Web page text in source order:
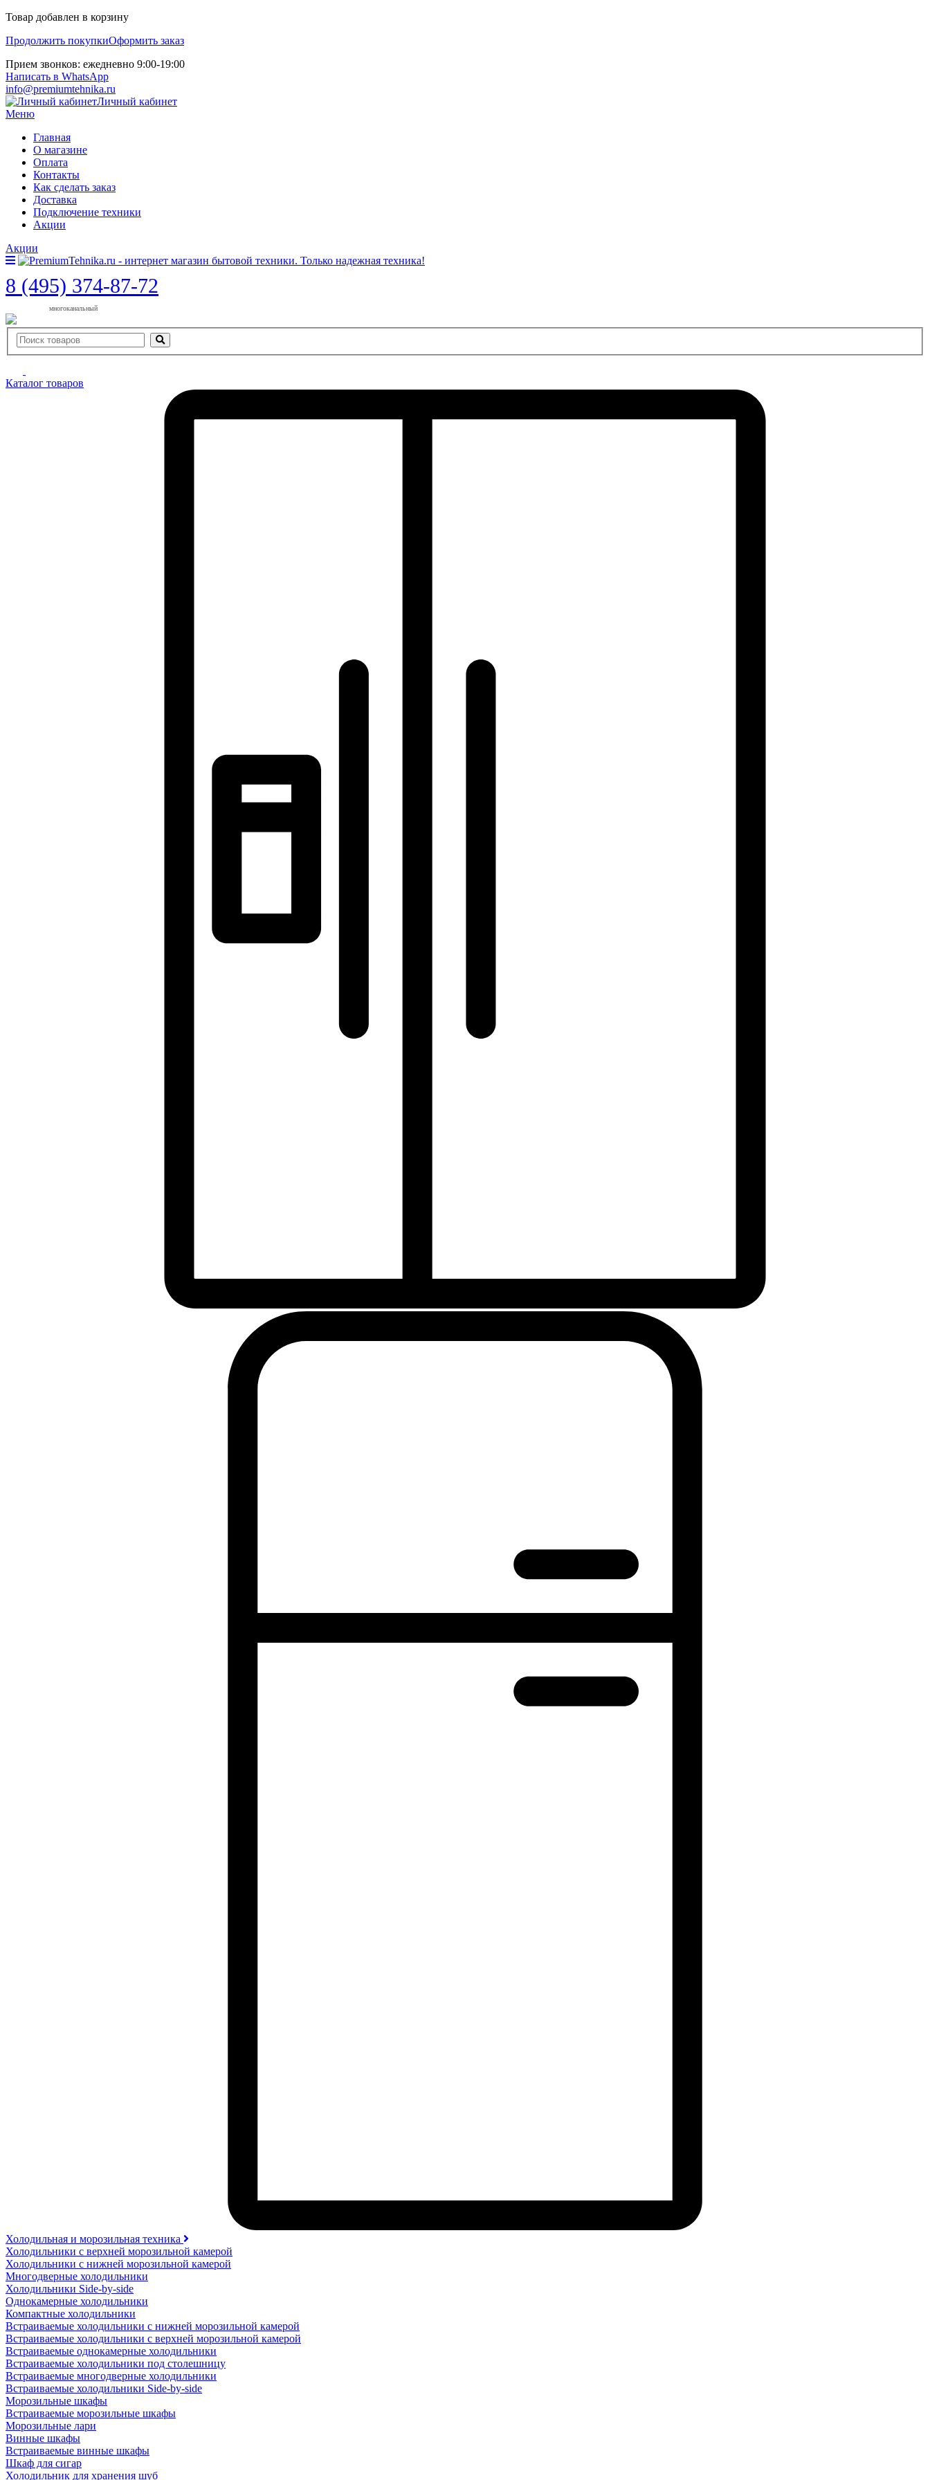
Товар добавлен в корзину
Продолжить покупкиОформить заказ
Прием звонков: ежедневно 9:00-19:00
Написать в WhatsApp
info@premiumtehnika.ru
Личный кабинет
Меню
Главная
О магазине
Оплата
Контакты
Как сделать заказ
Доставка
Подключение техники
Акции
Акции
8 (495) 374-87-72
многоканальный
Каталог товаров
Холодильная и морозильная техника
Холодильники с верхней морозильной камерой
Холодильники с нижней морозильной камерой
Многодверные холодильники
Холодильники Side-by-side
Однокамерные холодильники
Компактные холодильники
Встраиваемые холодильники с нижней морозильной камерой
Встраиваемые холодильники с верхней морозильной камерой
Встраиваемые однокамерные холодильники
Встраиваемые холодильники под столешницу
Встраиваемые многодверные холодильники
Встраиваемые холодильники Side-by-side
Морозильные шкафы
Встраиваемые морозильные шкафы
Морозильные лари
Винные шкафы
Встраиваемые винные шкафы
Шкаф для сигар
Холодильник для хранения шуб